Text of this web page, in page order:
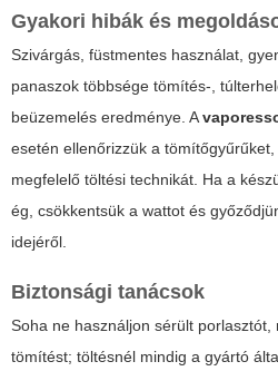
Gyakori hibák és
Szivárgás, füstmentes használat,
panaszok többsége tömítés-,
beüzemelés eredménye. A
esetén ellenőrizzük a
megfelelő töltési technikát. Ha a
ég, csökkentsük a wattot és
idejéről.
Biztonsági tanácsok
Soha ne használjon sérült
tömítést; töltésnél mindig a gyártó